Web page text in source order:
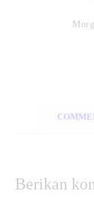
Berikan